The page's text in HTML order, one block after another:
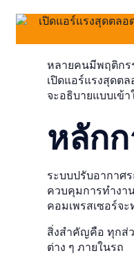
หลายคนมีพฤติกร
เปิดแอร์แรงสุดต
จะอธิบายแบบเข้
หลัก
ระบบปรับอากาศ
ควบคุมการทำงา
คอมเพรสเซอร์จ
สิ่งสำคัญคือ ทุกส่
ต่าง ๆ ภายในรถ